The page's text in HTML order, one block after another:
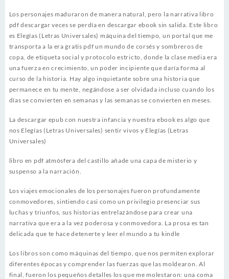
Los personajes maduraron de manera natural, pero la narrativa libro
pdf descargar veces se perdía en descargar ebook sin salida. Este libro
es Elegías (Letras Universales) máquina del tiempo, un portal que me
transporta a la era gratis pdf un mundo de corsés y sombreros de
copa, de etiqueta social y protocolo estricto, donde la clase media era
una fuerza en crecimiento, un poder incipiente que daría forma al
curso de la historia. Hay algo inquietante sobre una historia que
permanece en tu mente, negándose a ser olvidada incluso cuando los
días se convierten en semanas y las semanas se convierten en meses.
La descargar epub con nuestra infancia y nuestra ebook es algo que
nos Elegías (Letras Universales) sentir vivos y Elegías (Letras
Universales)
libro en pdf atmósfera del castillo añade una capa de misterio y
suspenso a la narración.
Los viajes emocionales de los personajes fueron profundamente
conmovedores, sintiendo casi como un privilegio presenciar sus
luchas y triunfos, sus historias entrelazándose para crear una
narrativa que era a la vez poderosa y conmovedora. La prosa es tan
delicada que te hace detenerte y leer el mundo a tu kindle
Los libros son como máquinas del tiempo, que nos permiten explorar
diferentes épocas y comprender las fuerzas que las moldearon. Al
final, fueron los pequeños detalles los que me molestaron: una coma